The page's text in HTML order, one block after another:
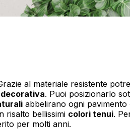
al materiale resistente
. Puoi posizionarlo
abbelirano ogni pavimento
risalto bellissimi colori tenui.
per molti anni.